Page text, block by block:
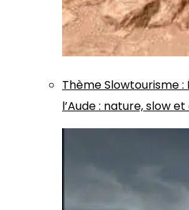
ThèmeSlowtourisme:
l’Aude : nature, slow